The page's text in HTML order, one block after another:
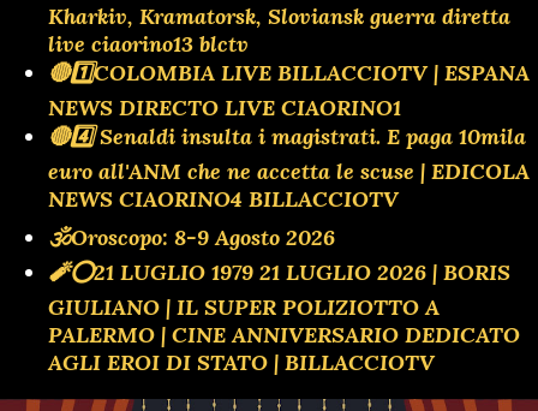
Kharkiv, Kramatorsk, Sloviansk guerra diretta
live ciaorino13 blctv
🔴1️⃣COLOMBIA LIVE BILLACCIOTV | ESPANA
NEWS DIRECTO LIVE CIAORINO1
🔴4️⃣ Senaldi insulta i magistrati. E paga 10mila
euro all'ANM che ne accetta le scuse | EDICOLA
NEWS CIAORINO4 BILLACCIOTV
🕉Oroscopo: 8-9 Agosto 2026
🧨⭕️21 LUGLIO 1979 21 LUGLIO 2026 | BORIS
GIULIANO | IL SUPER POLIZIOTTO A
PALERMO | CINE ANNIVERSARIO DEDICATO
AGLI EROI DI STATO | BILLACCIOTV